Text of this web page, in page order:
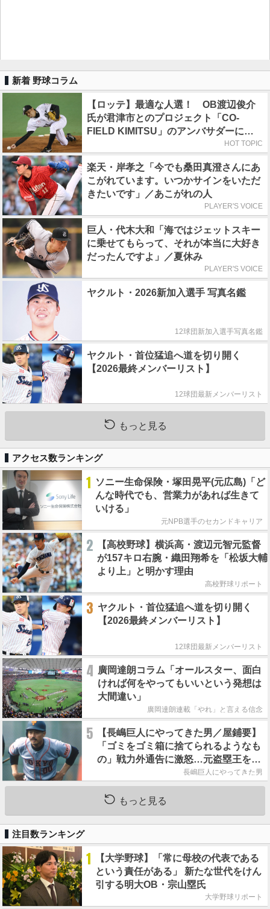
新着 野球コラム
【ロッテ】最適な人選！ OB渡辺俊介
氏が君津市とのプロジェクト「CO-
FIELD KIMITSU」のアンバサダーに就
HOT TOPIC
楽天・岸孝之「今でも桑田真澄さんにあ
こがれています。いつかサインをいただ
きたいです」／あこがれの人
PLAYER'S VOICE
巨人・代木大和「海ではジェットスキー
に乗せてもらって、それが本当に大好き
だったんですよ」／夏休み
PLAYER'S VOICE
ヤクルト・2026新加入選手 写真名鑑
12球団新加入選手写真名鑑
ヤクルト・首位猛追へ道を切り開く
【2026最終メンバーリスト】
12球団最新メンバーリスト
もっと見る
アクセス数ランキング
1 ソニー生命保険・塚田晃平(元広島)「ど
んな時代でも、営業力があれば生きて
いける」
元NPB選手のセカンドキャリア
2
【高校野球】横浜高・渡辺元智元監督
が157キロ右腕・織田翔希を「松坂大輔
より上」と明かす理由
高校野球リポート
3 ヤクルト・首位猛追へ道を切り開く
【2026最終メンバーリスト】
12球団最新メンバーリスト
4 廣岡達朗コラム「オールスター、面白
ければ何をやってもいいという発想は
大間違い」
廣岡達朗連載「やれ」と言える信念
5
【長嶋巨人にやってきた男／屋鋪要】
「ゴミをゴミ箱に捨てられるようなも
の」戦力外通告に激怒…元盗塁王を救
った長嶋茂雄の一本の電話長嶋巨人にやってきた男
もっと見る
注目数ランキング
1
【大学野球】「常に母校の代表である
という責任がある」 新たな世代をけん
引する明大OB・宗山塁氏
大学野球リポート